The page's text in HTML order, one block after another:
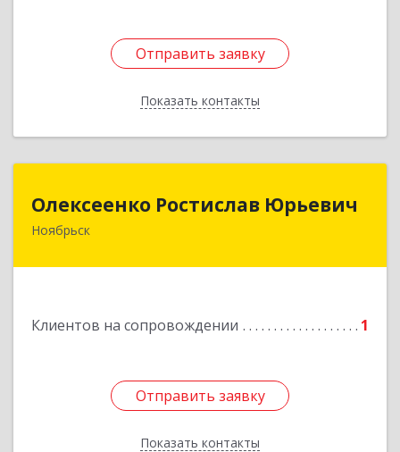
Отправить заявку
Показать контакты
Отправить заявку
Назад
Олексеенко Ростислав Юрьевич
Ноябрьск
Клиентов на сопровождении 1
Отправить заявку
Показать контакты
629804, Ямало-Ненецкий АО, Ноябрьск г,
Отправить заявку
Назад